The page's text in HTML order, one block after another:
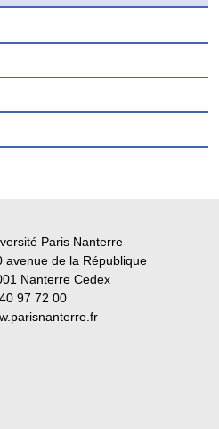
Paris Nanterre
avenue de la République
Nanterre Cedex
97 72 00